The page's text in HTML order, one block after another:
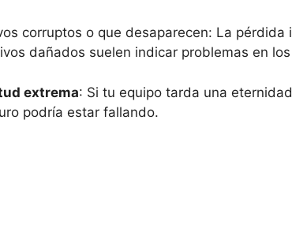
corruptos o que desaparecen: La
dañados suelen indicar problemas en
extrema: Si tu equipo tarda una
podría estar fallando.